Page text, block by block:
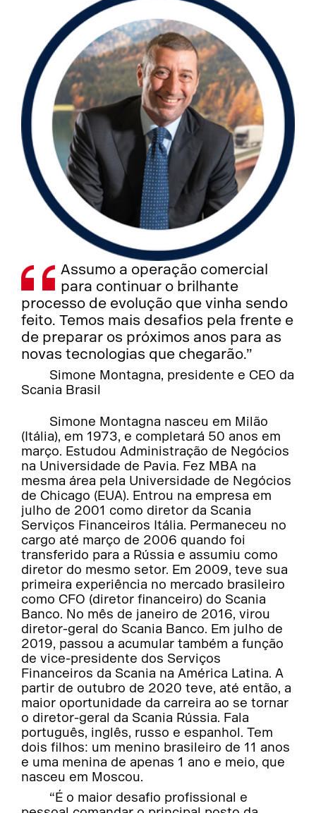
Assumo a operação comercial
para continuar o brilhante
processo de evolução que vinha sendo
feito. Temos mais desafios pela frente e
de preparar os próximos anos para as
novas tecnologias que chegarão.”
Simone Montagna, presidente e CEO da
Scania Brasil
Simone Montagna nasceu em Milão
(Itália), em 1973, e completará 50 anos em
março. Estudou Administração de Negócios
na Universidade de Pavia. Fez MBA na
mesma área pela Universidade de Negócios
de Chicago (EUA). Entrou na empresa em
julho de 2001 como diretor da Scania
Serviços Financeiros Itália. Permaneceu no
cargo até março de 2006 quando foi
transferido para a Rússia e assumiu como
diretor do mesmo setor. Em 2009, teve sua
primeira experiência no mercado brasileiro
como CFO (diretor financeiro) do Scania
Banco. No mês de janeiro de 2016, virou
diretor-geral do Scania Banco. Em julho de
2019, passou a acumular também a função
de vice-presidente dos Serviços
Financeiros da Scania na América Latina. A
partir de outubro de 2020 teve, até então, a
maior oportunidade da carreira ao se tornar
o diretor-geral da Scania Rússia. Fala
português, inglês, russo e espanhol. Tem
dois filhos: um menino brasileiro de 11 anos
e uma menina de apenas 1 ano e meio, que
nasceu em Moscou.
“É o maior desafio profissional e